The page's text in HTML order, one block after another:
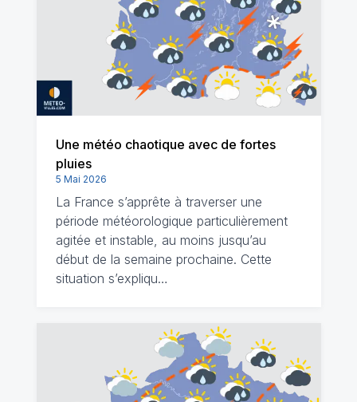
Une météo chaotique avec de fortes
pluies
5 Mai 2026
La France s’apprête à traverser une
période météorologique particulièrement
agitée et instable, au moins jusqu’au
début de la semaine prochaine. Cette
situation s’expliqu…